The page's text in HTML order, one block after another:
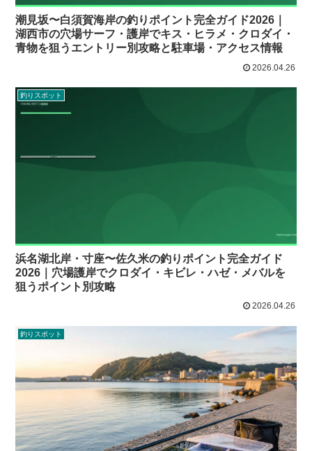
潮見坂〜白須賀海岸の釣りポイント完全ガイド2026｜
湖西市の穴場サーフ・護岸でキス・ヒラメ・クロダイ・
青物を狙うエントリー別攻略と駐車場・アクセス情報
2026.04.26
釣りスポット
浜名湖北岸・寸座〜佐久米の釣りポイント完全ガイド
2026｜穴場護岸でクロダイ・キビレ・ハゼ・メバルを
狙うポイント別攻略
2026.04.26
釣りスポット